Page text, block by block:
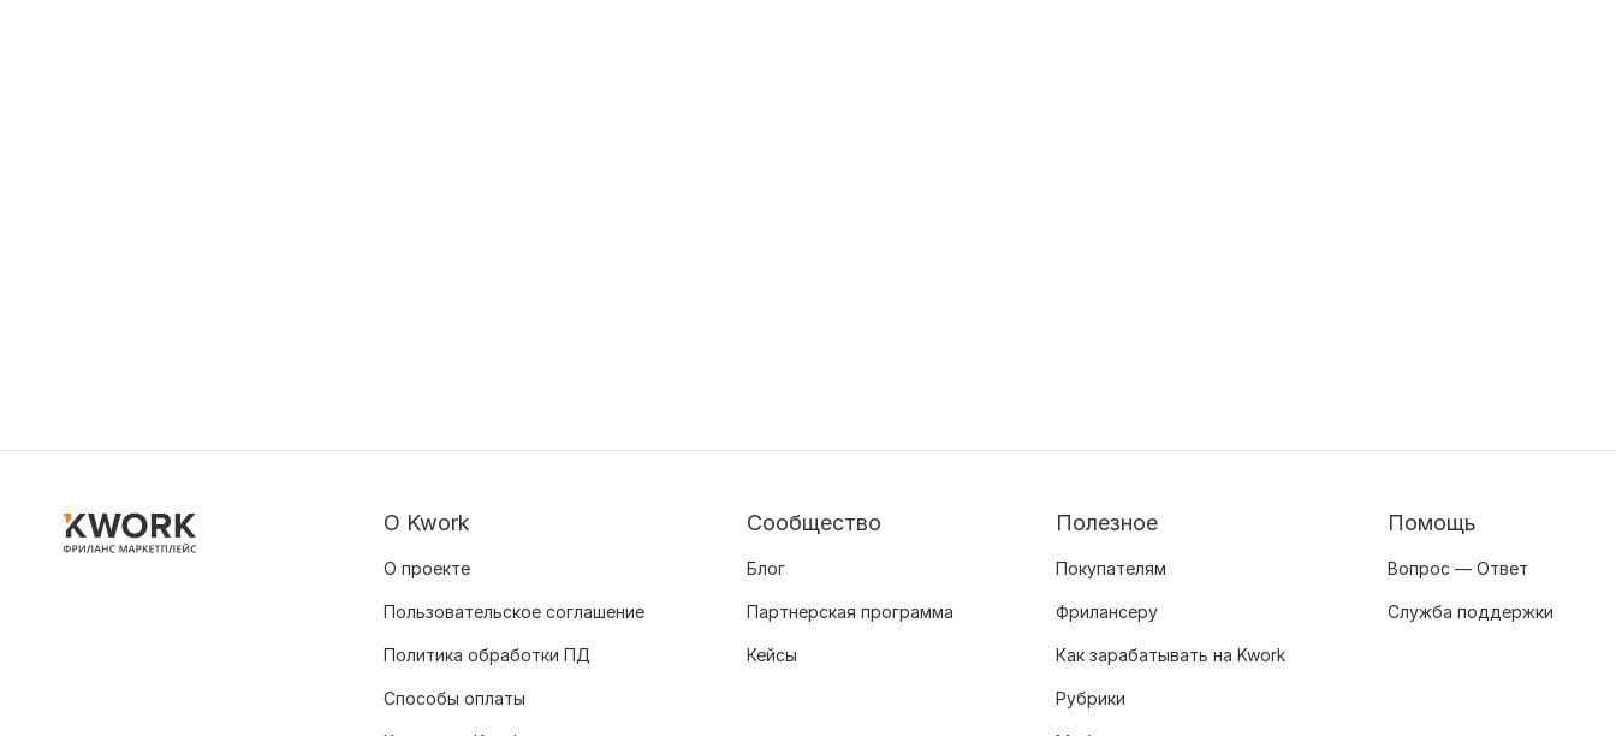
О Kwork
О проекте
Пользовательское соглашение
Политика обработки ПД
Способы оплаты
Сообщество
Блог
Партнерская программа
Кейсы
Полезное
Покупателям
Фрилансеру
Как зарабатывать на Kwork
Рубрики
Помощь
Вопрос — Ответ
Служба поддержки